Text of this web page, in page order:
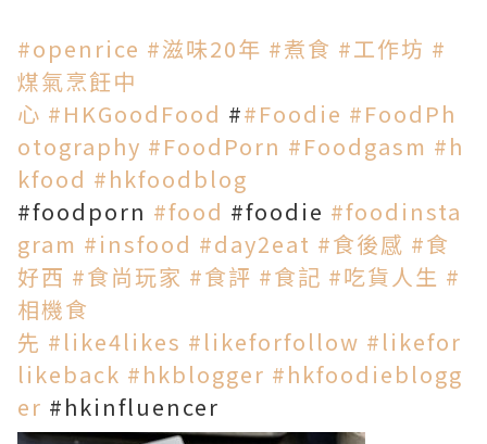
#openrice #滋味20年 #煮食 #工作坊 #
煤氣烹飪中
心 #HKGoodFood ##Foodie #FoodPh
otography #FoodPorn #Foodgasm #h
kfood #hkfoodblog
#foodporn #food #foodie #foodinsta
gram #insfood #day2eat #食後感 #食
好西 #食尚玩家 #食評 #食記 #吃貨人生 #
相機食
先 #like4likes #likeforfollow #likefor
likeback #hkblogger #hkfoodieblogg
er #hkinfluencer